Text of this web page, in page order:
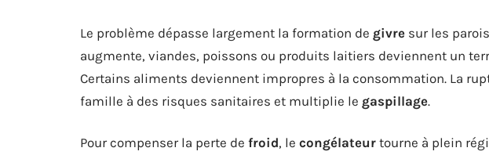
Le problème dépasse largement la formation de givre sur les
augmente, viandes, poissons ou produits laitiers deviennent un
Certains aliments deviennent impropres à la consommation. La
famille à des risques sanitaires et multiplie le gaspillage.
Pour compenser la perte de froid, le congélateur tourne à plein